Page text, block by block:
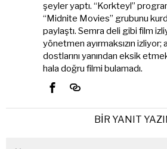
şeyler yaptı. “Korkteyl”
“Midnite Movies” grubunu
paylaştı. Semra deli gibi film
yönetmen ayırmaksızın izliyor;
dostlarını yanından eksik
hala doğru filmi bulamadı.
BIR YANIT